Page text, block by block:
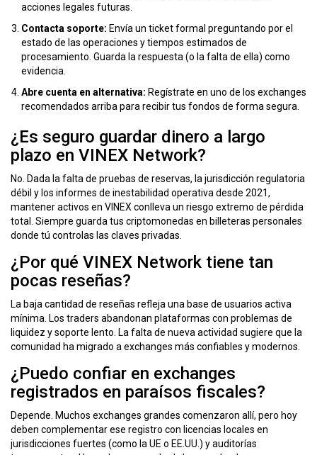
acciones legales futuras.
Contacta soporte: Envía un ticket formal preguntando por el
estado de las operaciones y tiempos estimados de
procesamiento. Guarda la respuesta (o la falta de ella) como
evidencia.
Abre cuenta en alternativa: Regístrate en uno de los exchanges
recomendados arriba para recibir tus fondos de forma segura.
¿Es seguro guardar dinero a largo
plazo en VINEX Network?
No. Dada la falta de pruebas de reservas, la jurisdicción regulatoria
débil y los informes de inestabilidad operativa desde 2021,
mantener activos en VINEX conlleva un riesgo extremo de pérdida
total. Siempre guarda tus criptomonedas en billeteras personales
donde tú controlas las claves privadas.
¿Por qué VINEX Network tiene tan
pocas reseñas?
La baja cantidad de reseñas refleja una base de usuarios activa
mínima. Los traders abandonan plataformas con problemas de
liquidez y soporte lento. La falta de nueva actividad sugiere que la
comunidad ha migrado a exchanges más confiables y modernos.
¿Puedo confiar en exchanges
registrados en paraísos fiscales?
Depende. Muchos exchanges grandes comenzaron allí, pero hoy
deben complementar ese registro con licencias locales en
jurisdicciones fuertes (como la UE o EE.UU.) y auditorías